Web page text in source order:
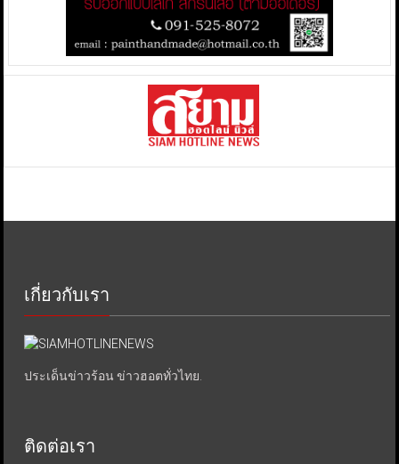
เกี่ยวกับเรา
ประเด็นข่าวร้อน ข่าวฮอตทั่วไทย.
ติดต่อเรา